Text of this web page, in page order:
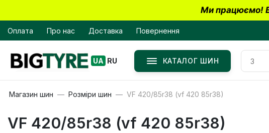
Ми працюємо!
Оплата Про нас Доставка Повернення
UA RU КАТАЛОГ ШИН
Магазин шин Розміри шин VF 420/85r38 (vf 420 85r38)
VF 420/85r38 (vf 420 85r38)